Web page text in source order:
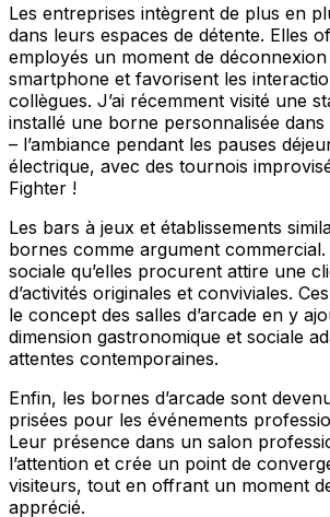
Les entreprises intègrent de plus en
dans leurs espaces de détente. Elles
employés un moment de
smartphone et favorisent les
collègues. J’ai récemment visité une
installé une borne personnalisée dans
– l’ambiance pendant les pauses
électrique, avec des tournois
Fighter !
Les bars à jeux et établissements
bornes comme argument commercial.
sociale qu’elles procurent attire une
d’activités originales et conviviales.
le concept des salles d’arcade en y
dimension gastronomique et sociale
attentes contemporaines.
Enfin, les bornes d’arcade sont
prisées pour les événements
Leur présence dans un salon
l’attention et crée un point de
visiteurs, tout en offrant un moment
apprécié.